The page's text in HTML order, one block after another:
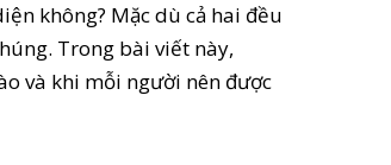
không? Mặc dù cả hai đều
Trong bài viết này,
và khi mỗi người nên được